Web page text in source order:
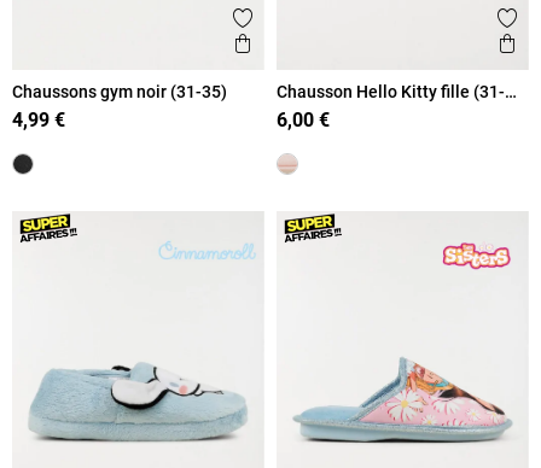
Ajouter aux favoris
Aperçu rapide
Chaussons gym noir (31-35)
4,99 €
Chausson Hello Kitty fille (31-
35)
6,00 €